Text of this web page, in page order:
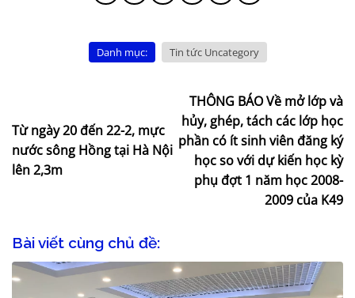
Danh mục: Tin tức Uncategory
Từ ngày 20 đến 22-2, mực
nước sông Hồng tại Hà Nội
lên 2,3m
THÔNG BÁO Về mở lớp và
hủy, ghép, tách các lớp học
phần có ít sinh viên đăng ký
học so với dự kiến học kỳ
phụ đợt 1 năm học 2008-
2009 của K49
Bài viết cùng chủ đề: